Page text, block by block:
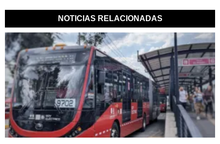
NOTICIAS RELACIONADAS